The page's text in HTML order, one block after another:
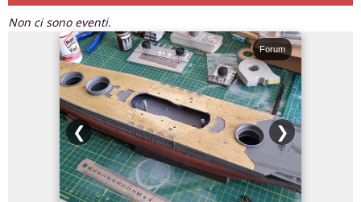
Non ci sono eventi.
Forum
❮ ❯